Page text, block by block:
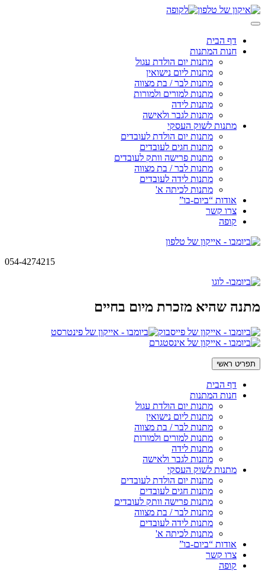
Skip
to
דף הבית
חנות המתנות
מתנות יום הולדת עגול
מתנות ליום נישואין
מתנות לבר / בת מצווה
מתנות למורים ולמורות
מתנות לידה
מתנות לגבר ולאישה
מתנות לשוק העסקי
מתנות יום הולדת לעובדים
מתנות חגים לעובדים
מתנות פרישה וותק לעובדים
מתנות לבר / בת מצווה
מתנות לידה לעובדים
מתנות לכיתה א'
אודות “ביום-בו”
צרו קשר
קופה
054-4274215
מתנה שהיא מזכרת מיום בחיים
תפריט ראשי
דף הבית
חנות המתנות
מתנות יום הולדת עגול
מתנות ליום נישואין
מתנות לבר / בת מצווה
מתנות למורים ולמורות
מתנות לידה
מתנות לגבר ולאישה
מתנות לשוק העסקי
מתנות יום הולדת לעובדים
מתנות חגים לעובדים
מתנות פרישה וותק לעובדים
מתנות לבר / בת מצווה
מתנות לידה לעובדים
מתנות לכיתה א'
אודות “ביום-בו”
צרו קשר
קופה